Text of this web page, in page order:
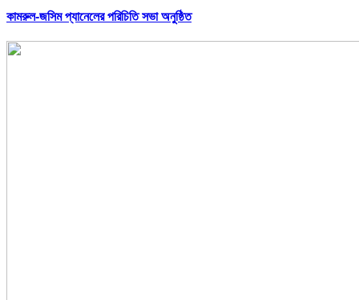
কামরুল-জসিম প্যানেলের পরিচিতি সভা অনুষ্ঠিত